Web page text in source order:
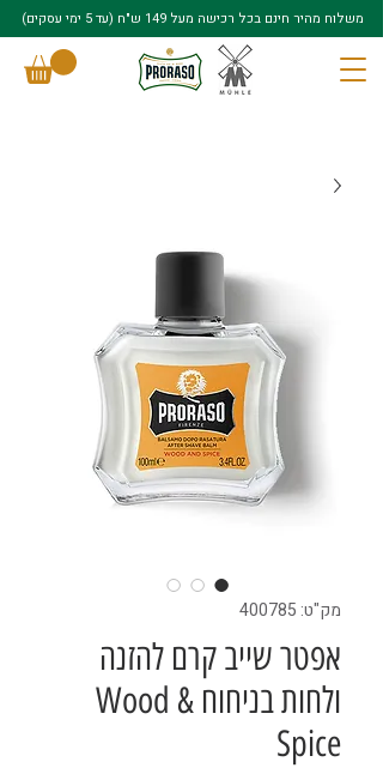
משלוח מהיר חינם בכל רכישה מעל 149 ש"ח (עד 5 ימי עסקים)
מק"ט: 400785
אפטר שייב קרם להזנה
ולחות בניחוח Wood &
Spice